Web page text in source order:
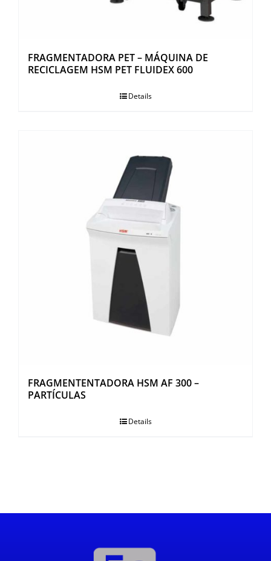
FRAGMENTADORA PET – MÁQUINA DE
RECICLAGEM HSM PET FLUIDEX 600
Details
FRAGMENTENTADORA HSM AF 300 –
PARTÍCULAS
Details